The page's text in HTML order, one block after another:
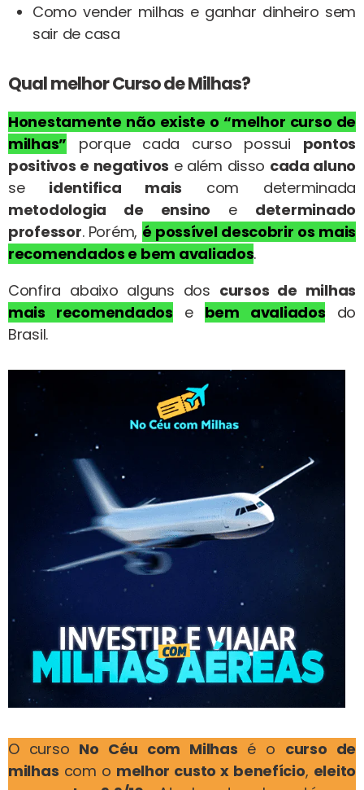
Como vender milhas e ganhar dinheiro sem
sair de casa
Qual melhor Curso de Milhas?
Honestamente não existe o “melhor curso de
milhas” porque cada curso possui pontos
positivos e negativos e além disso cada aluno
se identifica mais com determinada
metodologia de ensino e determinado
professor. Porém, é possível descobrir os mais
recomendados e bem avaliados.
Confira abaixo alguns dos cursos de milhas
mais recomendados e bem avaliados do
Brasil.
O curso No Céu com Milhas é o curso de
milhas com o melhor custo x benefício, eleito